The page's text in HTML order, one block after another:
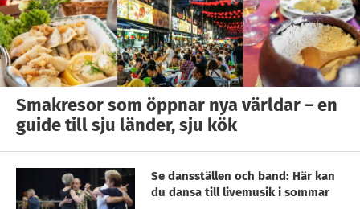
Smakresor som öppnar nya världar – en
guide till sju länder, sju kök
Se dansställen och band: Här kan
du dansa till livemusik i sommar